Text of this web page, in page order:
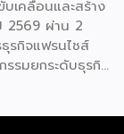
เคลื่อนและสร้าง
2569 ผ่าน 2
รกิจแฟรนไชส์
รมยกระดับธุรกิจ